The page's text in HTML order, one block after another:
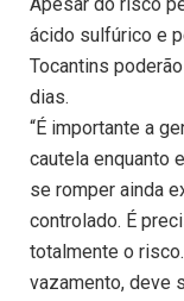
ácido sulfúrico e
Tocantins
dias.
“É importante a
cautela enquanto
se romper ainda
controlado. É
totalmente o
vazamento, deve